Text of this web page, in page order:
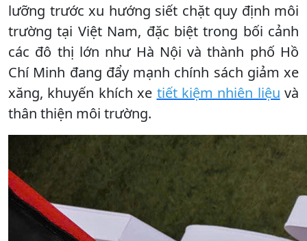
lưỡng trước xu hướng siết chặt quy định môi
trường tại Việt Nam, đặc biệt trong bối cảnh
các đô thị lớn như Hà Nội và thành phố Hồ
Chí Minh đang đẩy mạnh chính sách giảm xe
xăng, khuyến khích xe tiết kiệm nhiên liệu và
thân thiện môi trường.